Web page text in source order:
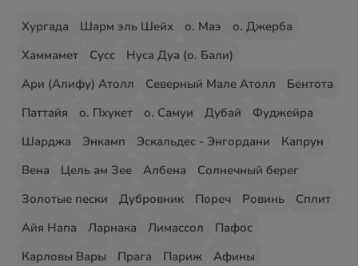
Хургада Шарм эль Шейх о. Маэ
о. Джерба
Хаммамет
Сусс
Нуса Дуа (о. Бали)
Ари (Алифу) Атолл
Северный Мале Атолл
Бентота
Паттайя
о. Пхукет о. Самуи Дубай
Фуджейра
Шарджа
Энкамп Эскальдес - Энгордани
Капрун
Вена
Цель ам Зее Албена
Солнечный берег
Золотые пески
Дубровник Пореч Ровинь
Сплит
Айя Напа
Ларнака Лимассол
Пафос
Карловы Вары
Прага Париж
Афины